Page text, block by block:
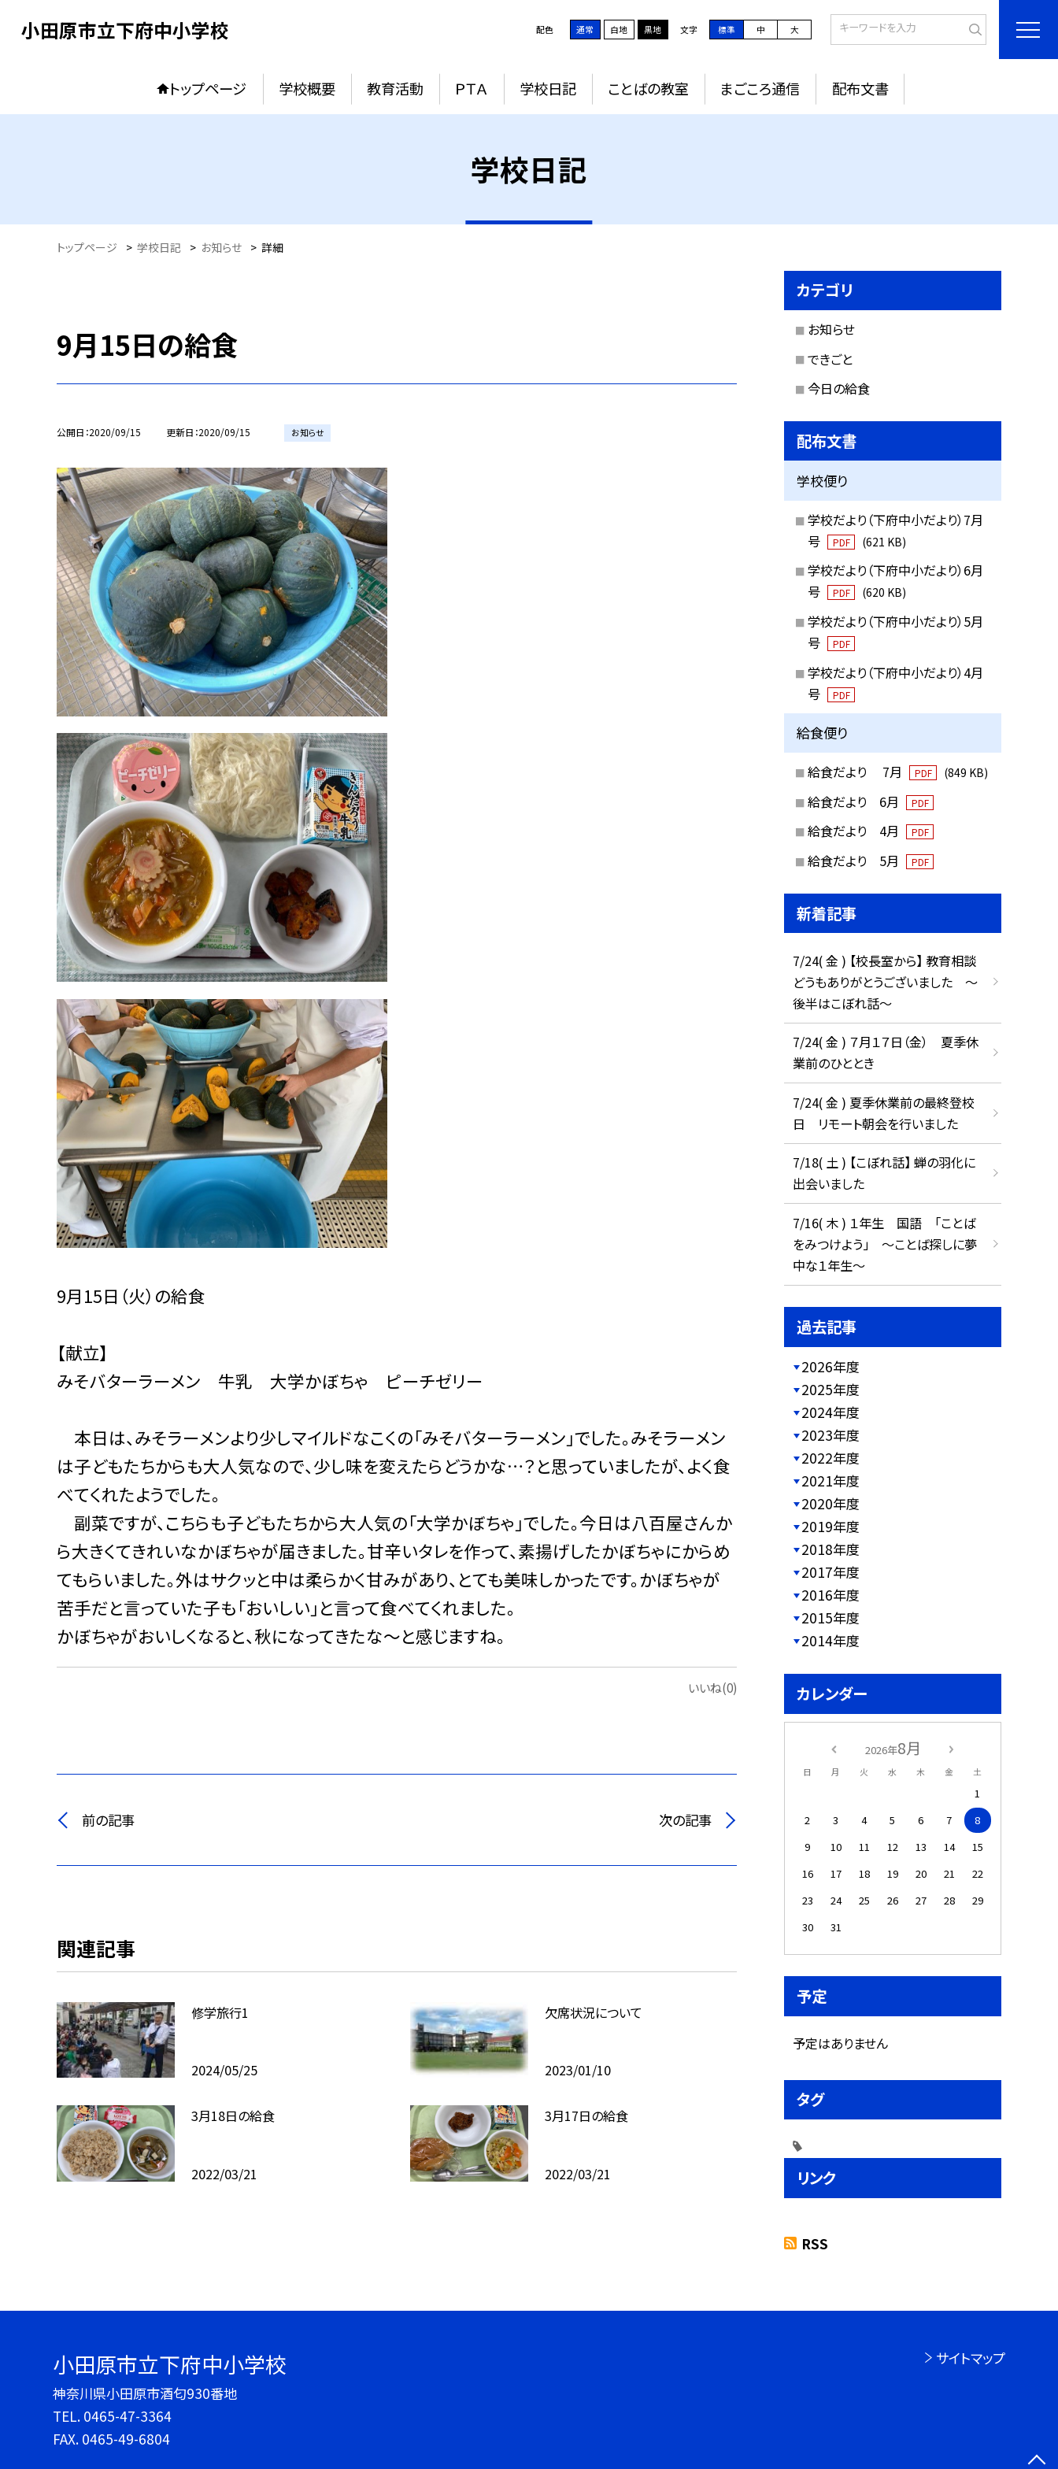
小田原市立下府中小学校 配色 通常 白地 黒地 文字 標準 中 大
トップページ 学校概要 教育活動 ＰＴＡ 学校日記 ことばの教室 まごころ通信 配布文書
学校日記
トップページ > 学校日記 > お知らせ > 詳細
9月15日の給食
公開日 2020/09/15 更新日 2020/09/15 お知らせ
9月15日（火）の給食
【献立】
みそバターラーメン 牛乳 大学かぼちゃ ピーチゼリー
本日は、みそラーメンより少しマイルドなこくの「みそバターラーメン」でした。みそラーメン
は子どもたちからも大人気なので、少し味を変えたらどうかな…？と思っていましたが、よく食
べてくれたようでした。
副菜ですが、こちらも子どもたちから大人気の「大学かぼちゃ」でした。今日は八百屋さんか
ら大きくてきれいなかぼちゃが届きました。甘辛いタレを作って、素揚げしたかぼちゃにからめ
てもらいました。外はサクッと中は柔らかく甘みがあり、とても美味しかったです。かぼちゃが
苦手だと言っていた子も「おいしい」と言って食べてくれました。
かぼちゃがおいしくなると、秋になってきたな〜と感じますね。
いいね(0)
前の記事 次の記事
関連記事
修学旅行1
2024/05/25
欠席状況について
2023/01/10
3月18日の給食
2022/03/21
3月17日の給食
2022/03/21
カテゴリ
お知らせ
できごと
今日の給食
配布文書
学校便り
学校だより（下府中小だより）7月
号
PDF (621 KB)
学校だより（下府中小だより）6月
号
PDF (620 KB)
学校だより（下府中小だより）5月
号
PDF
学校だより（下府中小だより）4月
号
PDF
給食便り
給食だより 7月 PDF (849 KB)
給食だより 6月 PDF
給食だより 4月 PDF
給食だより 5月 PDF
新着記事
7/24( 金 ) 【校長室から】 教育相談
どうもありがとうございました ～
後半はこぼれ話～
7/24( 金 ) ７月１７日（金） 夏季休
業前のひととき
7/24( 金 ) 夏季休業前の最終登校
日 リモート朝会を行いました
7/18( 土 ) 【こぼれ話】 蝉の羽化に
出会いました
7/16( 木 ) １年生 国語 「ことば
をみつけよう」 ～ことば探しに夢
中な１年生～
過去記事
2026年度
2025年度
2024年度
2023年度
2022年度
2021年度
2020年度
2019年度
2018年度
2017年度
2016年度
2015年度
2014年度
カレンダー
2026年8月
日 月 火 水 木 金 土
1
2
3 4 5 6 7
8
9
10 11 12 13 14
15
16
17 18 19 20 21
22
23
24 25 26 27 28
29
30
31
予定
予定はありません
タグ
リンク
RSS
小田原市立下府中小学校
神奈川県小田原市酒匂930番地
TEL. 0465-47-3364
FAX. 0465-49-6804
サイトマップ